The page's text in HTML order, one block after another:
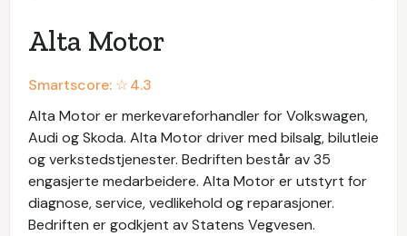
Alta Motor
Smartscore: ☆4.3
Alta Motor er merkevareforhandler for Volkswagen,
Audi og Skoda. Alta Motor driver med bilsalg, bilutleie
og verkstedstjenester. Bedriften består av 35
engasjerte medarbeidere. Alta Motor er utstyrt for
diagnose, service, vedlikehold og reparasjoner.
Bedriften er godkjent av Statens Vegvesen.